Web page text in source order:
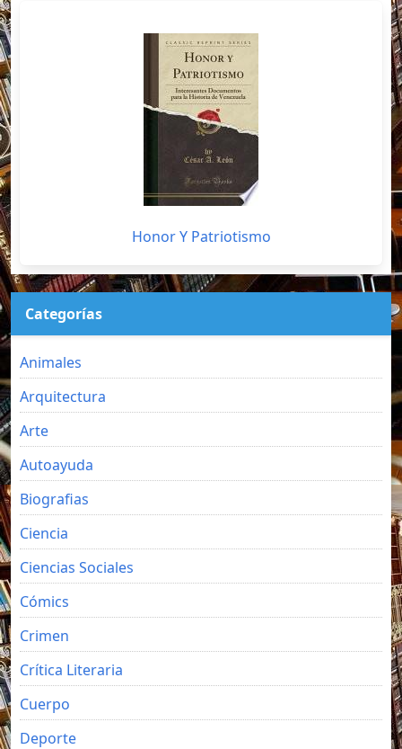
Honor Y Patriotismo
Categorías
Animales
Arquitectura
Arte
Autoayuda
Biografias
Ciencia
Ciencias Sociales
Cómics
Crimen
Crítica Literaria
Cuerpo
Deporte